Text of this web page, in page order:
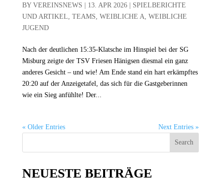
BY VEREINSNEWS 13. APR 2026| SPIELBERICHTE
UND ARTIKEL, TEAMS, WEIBLICHE A, WEIBLICHE
JUGEND
Nach der deutlichen 15:35-Klatsche im Hinspiel bei der SG
Misburg zeigte der TSV Friesen Hänigsen diesmal ein ganz
anderes Gesicht – und wie! Am Ende stand ein hart erkämpftes
20:20 auf der Anzeigetafel, das sich für die Gastgeberinnen
wie ein Sieg anfühlte! Der...
« Older Entries Next Entries »
Search
NEUESTE BEITRÄGE